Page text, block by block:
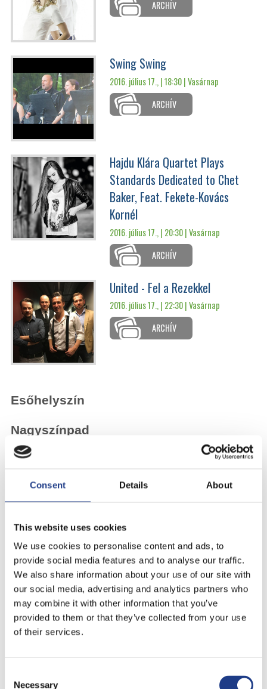
Consent Details About
This website uses cookies
We use cookies to personalise content and ads, to
provide social media features and to analyse our traffic.
We also share information about your use of our site with
our social media, advertising and analytics partners who
may combine it with other information that you’ve
provided to them or that they’ve collected from your use
of their services.
Necessary
ARCHÍV
Swing Swing
2016. július 17., | 18:30 |Vasárnap
ARCHÍV
Hajdu Klára Quartet Plays
Standards Dedicated to Chet
Baker, Feat. Fekete-Kovács
Kornél
2016. július 17., | 20:30 |Vasárnap
ARCHÍV
United - Fel a Rezekkel
2016. július 17., | 22:30 |Vasárnap
ARCHÍV
Esőhelyszín
Nagyszínpad
BILLBOARD